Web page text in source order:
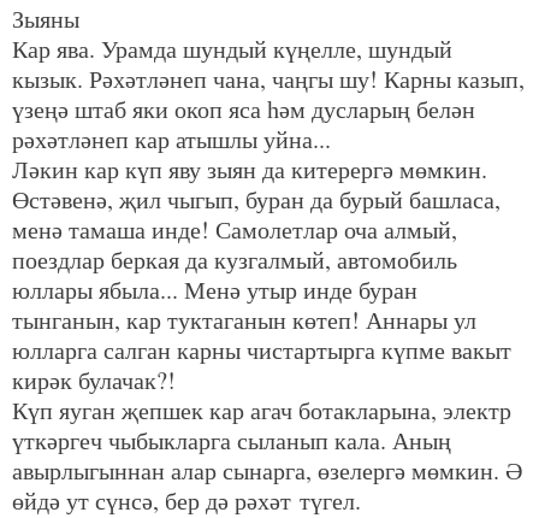
Зыяны
Кар ява. Урамда шундый күңелле, шундый
кызык. Рәхәтләнеп чана, чаңгы шу! Карны казып,
үзеңә штаб яки окоп яса һәм дусларың белән
рәхәтләнеп кар атышлы уйна...
Ләкин кар күп яву зыян да китерергә мөмкин.
Өстәвенә, җил чыгып, буран да бурый башласа,
менә тамаша инде! Самолетлар оча алмый,
поездлар беркая да кузгалмый, автомобиль
юллары ябыла... Менә утыр инде буран
тынганын, кар туктаганын көтеп! Аннары ул
юлларга салган карны чистартырга күпме вакыт
кирәк булачак?!
Күп яуган җепшек кар агач ботакларына, электр
үткәргеч чыбыкларга сыланып кала. Аның
авырлыгыннан алар сынарга, өзелергә мөмкин. Ә
өйдә ут сүнсә, бер дә рәхәт түгел.